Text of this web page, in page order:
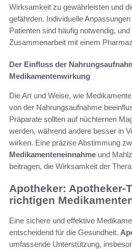
Wirksamkeit zu gewährleisten und
gefährden. Individuelle
Patienten sind häufig notwendig,
Zusammenarbeit mit einem
Der Einfluss der
Medikamentenwirkung
Die Art und Weise, wie
von der Nahrungsaufnahme
Präparate sollten auf nüchternen
werden, während andere besser in
wirken. Eine präzise Abstimmung
Medikamenteneinnahme und
beitragen, die Wirksamkeit der
Apotheker: Apotheker-
richtigen
Eine sichere und effektive
entscheidend für die Gesundheit.
umfassende Unterstützung,